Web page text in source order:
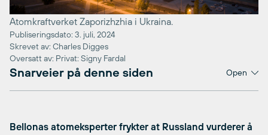
Atomkraftverket Zaporizhzhia i Ukraina.
Publiseringsdato: 3. juli, 2024
Skrevet av: Charles Digges
Oversatt av: Privat: Signy Fardal
Snarveier på denne siden Open
Bellonas atomeksperter frykter at Russland vurderer å